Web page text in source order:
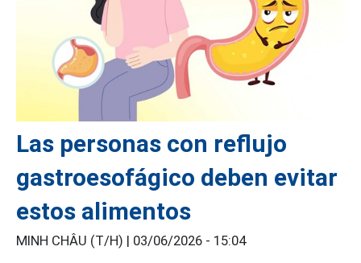
Las personas con reflujo
gastroesofágico deben evitar
estos alimentos
MINH CHÂU (T/H) | 03/06/2026 - 15:04